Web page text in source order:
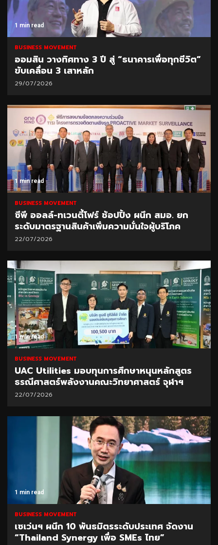
1 min read
BUSINESS MOVEMENT
ออมสิน วางทิศทาง 3 ปี สู่ “ธนาคารเพื่อทุกชีวิต”
ขับเคลื่อน 3 เสาหลัก
29/07/2026
1 min read
BUSINESS MOVEMENT
ซีพี ออลล์-ทเวนตี้โฟร์ ช้อปปิ้ง ผนึก สมอ. ยก
ระดับมาตรฐานสินค้าเพิ่มความมั่นใจผู้บริโภค
22/07/2026
1 min read
BUSINESS MOVEMENT
UAC Utilities มอบทุนการศึกษาหนุนหลักสูตร
ธรณีศาสตร์พลังงานคณะวิทยาศาสตร์ จุฬาฯ
22/07/2026
1 min read
BUSINESS MOVEMENT
เซเว่นฯ ผนึก 10 พันธมิตรระดับประเทศ จัดงาน
“Thailand Synergy เพื่อ SMEs ไทย”